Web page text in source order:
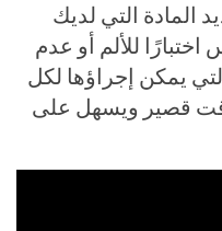
المادة التي لديك
للألم أو عدم
يمكن إجراؤها لكل
قصير ويسهل على